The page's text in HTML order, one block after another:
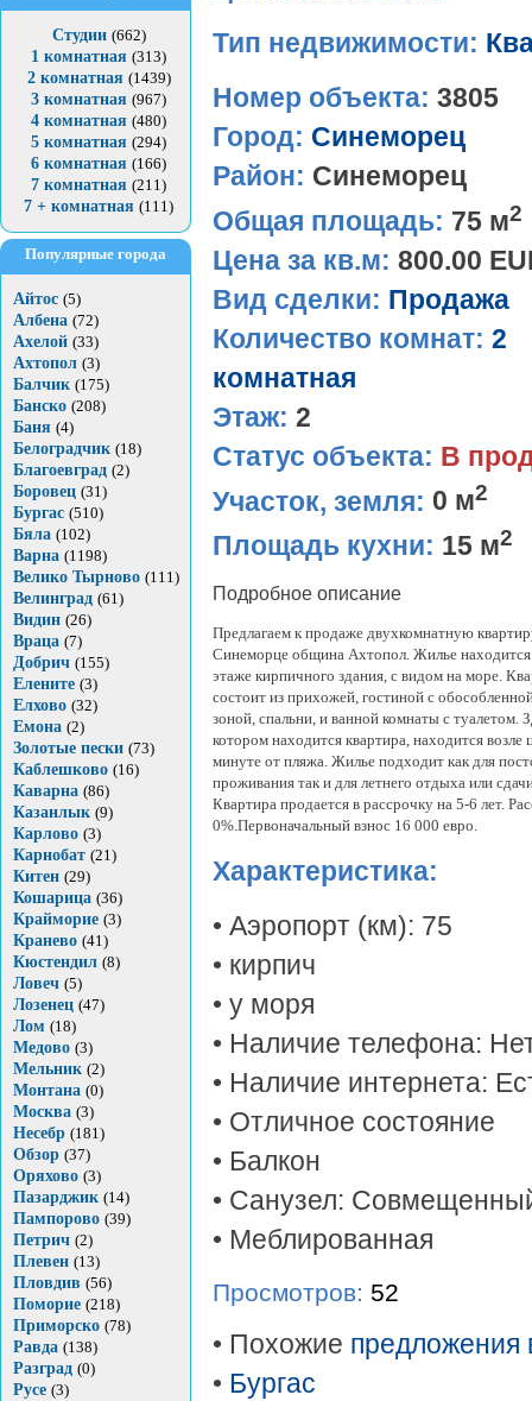
Студии (662)
1 комнатная (313)
2 комнатная (1439)
3 комнатная (967)
4 комнатная (480)
5 комнатная (294)
6 комнатная (166)
7 комнатная (211)
7 + комнатная (111)
Популярные города
Айтос (5)
Албена (72)
Ахелой (33)
Ахтопол (3)
Балчик (175)
Банско (208)
Баня (4)
Белоградчик (18)
Благоевград (2)
Боровец (31)
Бургас (510)
Бяла (102)
Варна (1198)
Велико Тырново (111)
Велинград (61)
Видин (26)
Враца (7)
Добрич (155)
Елените (3)
Елхово (32)
Емона (2)
Золотые пески (73)
Каблешково (16)
Каварна (86)
Казанлык (9)
Карлово (3)
Карнобат (21)
Китен (29)
Кошарица (36)
Крайморие (3)
Кранево (41)
Кюстендил (8)
Ловеч (5)
Лозенец (47)
Лом (18)
Медово (3)
Мельник (2)
Монтана (0)
Москва (3)
Несебр (181)
Обзор (37)
Оряхово (3)
Пазарджик (14)
Пампорово (39)
Петрич (2)
Плевен (13)
Пловдив (56)
Поморие (218)
Приморско (78)
Равда (138)
Разград (0)
Русе (3)
Тип недвижимости:
Номер объекта: 3805
Город: Синеморец
Район: Синеморец
Общая площадь: 75 м2
Цена за кв.м: 800.00
Вид сделки: Продажа
Количество комнат: 2
комнатная
Этаж: 2
Статус объекта: В
Участок, земля: 0 м2
Площадь кухни: 15 м2
Подробное описание
Предлагаем к продаже двухкомнатную
Синеморце община Ахтопол. Жилье
этаже кирпичного здания, с видом на море.
состоит из прихожей, гостиной с
зоной, спальни, и ванной комнаты с туалетом.
котором находится квартира, находится возле
минуте от пляжа. Жилье подходит как для
проживания так и для летнего отдыха или
Квартира продается в рассрочку на 5-6 лет.
0%.Первоначальный взнос 16 000 евро.
Характеристика:
• Аэропорт (км): 75
• кирпич
• у моря
• Наличие телефона:
• Наличие интернета:
• Отличное состояние
• Балкон
• Санузел:
• Меблированная
Просмотров: 52
• Похожие
• Бургас